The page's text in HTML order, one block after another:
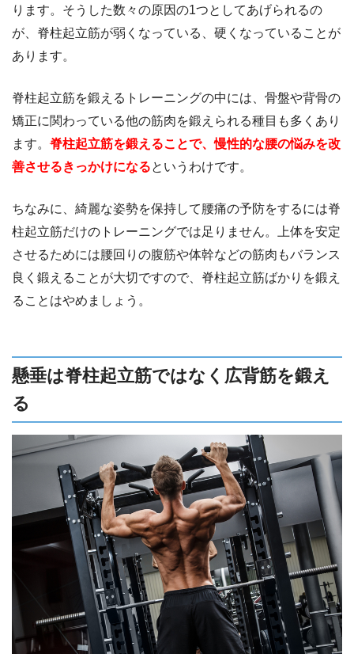
ります。そうした数々の原因の1つとしてあげられるの
が、脊柱起立筋が弱くなっている、硬くなっていることが
あります。
脊柱起立筋を鍛えるトレーニングの中には、骨盤や背骨の
矯正に関わっている他の筋肉を鍛えられる種目も多くあり
ます。脊柱起立筋を鍛えることで、慢性的な腰の悩みを改
善させるきっかけになるというわけです。
ちなみに、綺麗な姿勢を保持して腰痛の予防をするには脊
柱起立筋だけのトレーニングでは足りません。上体を安定
させるためには腰回りの腹筋や体幹などの筋肉もバランス
良く鍛えることが大切ですので、脊柱起立筋ばかりを鍛え
ることはやめましょう。
懸垂は脊柱起立筋ではなく広背筋を鍛え
る